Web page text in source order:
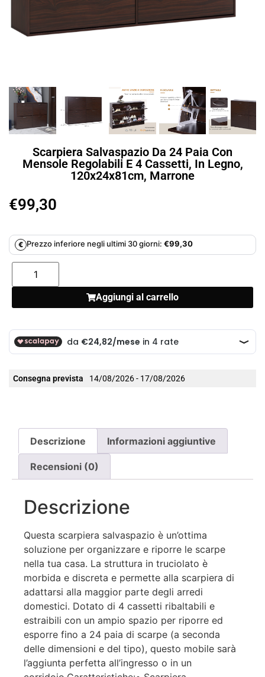
Scarpiera Salvaspazio Da 24 Paia Con
Mensole Regolabili E 4 Cassetti, In Legno,
120x24x81cm, Marrone
€99,30
€ Prezzo inferiore negli ultimi 30 giorni: €99,30
Aggiungi al carrello
Consegna prevista 14/08/2026 - 17/08/2026
Descrizione Informazioni aggiuntive
Recensioni (0)
Descrizione
Questa scarpiera salvaspazio è un’ottima
soluzione per organizzare e riporre le scarpe
nella tua casa. La struttura in truciolato è
morbida e discreta e permette alla scarpiera di
adattarsi alla maggior parte degli arredi
domestici. Dotato di 4 cassetti ribaltabili e
estraibili con un ampio spazio per riporre ed
esporre fino a 24 paia di scarpe (a seconda
delle dimensioni e del tipo), questo mobile sarà
l’aggiunta perfetta all’ingresso o in un